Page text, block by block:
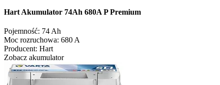
Hart Akumulator 74Ah 680A P Premium
Pojemność: 74 Ah
Moc rozruchowa: 680 A
Producent: Hart
Zobacz akumulator